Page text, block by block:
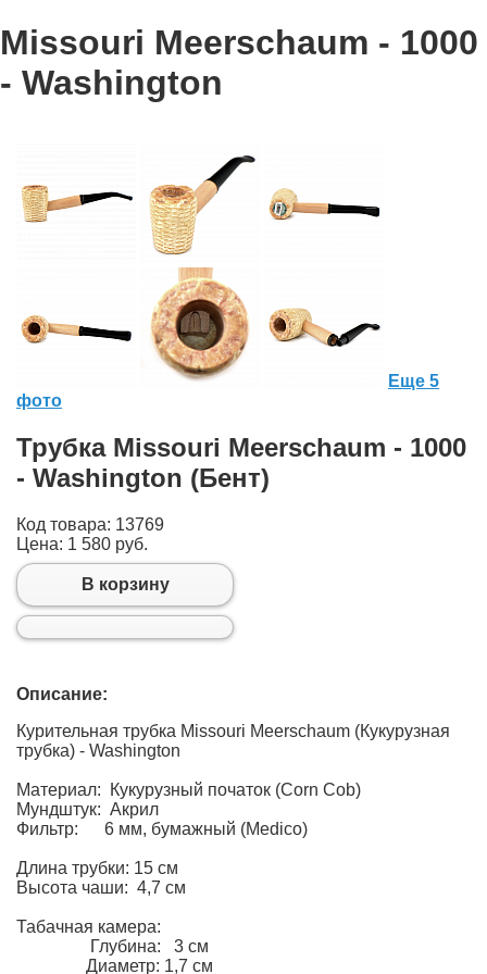
Missouri Meerschaum - 1000
- Washington
Еще 5
фото
Трубка Missouri Meerschaum - 1000
- Washington (Бент)
Код товара: 13769
Цена: 1 580 руб.
В корзину
Описание:
Курительная трубка Missouri Meerschaum (Кукурузная
трубка) - Washington
Материал: Кукурузный початок (Corn Cob)
Мундштук: Акрил
Фильтр: 6 мм, бумажный (Medico)
Длина трубки: 15 см
Высота чаши: 4,7 см
Табачная камера:
Глубина: 3 см
Диаметр: 1,7 см